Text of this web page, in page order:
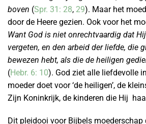
boven (Spr. 31: 28, 29). Maar het
door de Heere gezien. Ook voor het
Want God is niet onrechtvaardig dat
vergeten, en den arbeid der liefde, die
bewezen hebt, als die de heiligen
(Hebr. 6: 10). God ziet alle liefdevolle
moeder doet voor ‘de heiligen’, de
Zijn Koninkrijk, de kinderen die Hij
Dit pleidooi voor Bijbels